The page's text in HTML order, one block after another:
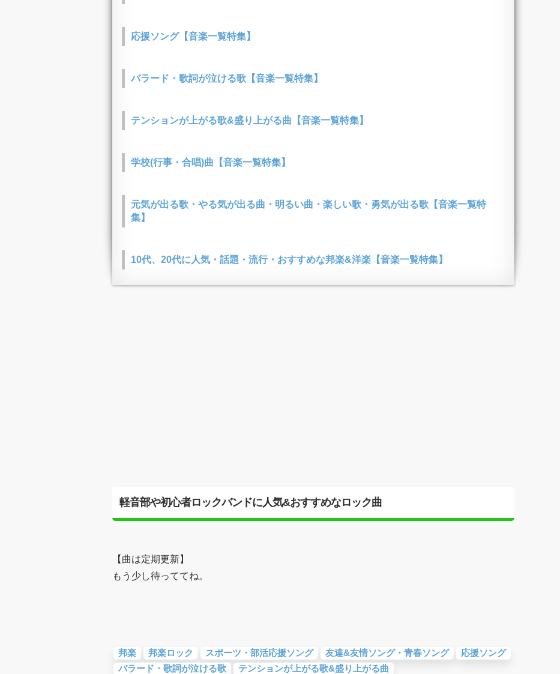
応援ソング【音楽一覧特集】
バラード・歌詞が泣ける歌【音楽一覧特集】
テンションが上がる歌&盛り上がる曲【音楽一覧特集】
学校(行事・合唱)曲【音楽一覧特集】
元気が出る歌・やる気が出る曲・明るい曲・楽しい歌・勇気が出る歌【音楽一覧特
集】
10代、20代に人気・話題・流行・おすすめな邦楽&洋楽【音楽一覧特集】
軽音部や初心者ロックバンドに人気&おすすめなロック曲
【曲は定期更新】
もう少し待っててね。
邦楽 邦楽ロック スポーツ・部活応援ソング 友達&友情ソング・青春ソング
応援ソング
バラード・歌詞が泣ける歌
テンションが上がる歌&盛り上がる曲